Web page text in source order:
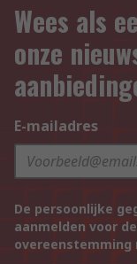
Wees als
onze
E-mailadres
De persoonlijke
aanmelden voor
overeenstemming